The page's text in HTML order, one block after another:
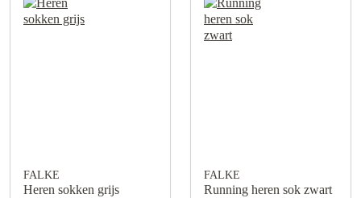
FALKE
Heren sokken grijs
FALKE
Running heren sok zwart